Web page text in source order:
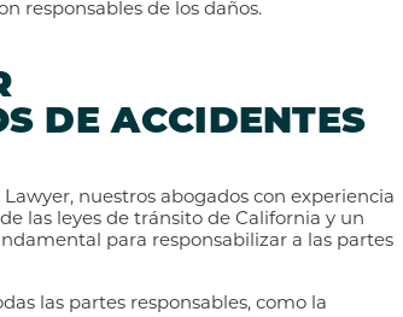
responsables de los daños.
DE ACCIDENTES
nuestros abogados con experiencia
las leyes de tránsito de California y un
para responsabilizar a las partes
las partes responsables, como la